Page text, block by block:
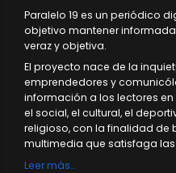
Paralelo 19 es un periódico
objetivo mantener
veraz y objetiva.
El proyecto nace de la
emprendedores y
información a los lectores
el social, el cultural, el
religioso, con la finalidad de
multimedia que satisfaga
Leer más…